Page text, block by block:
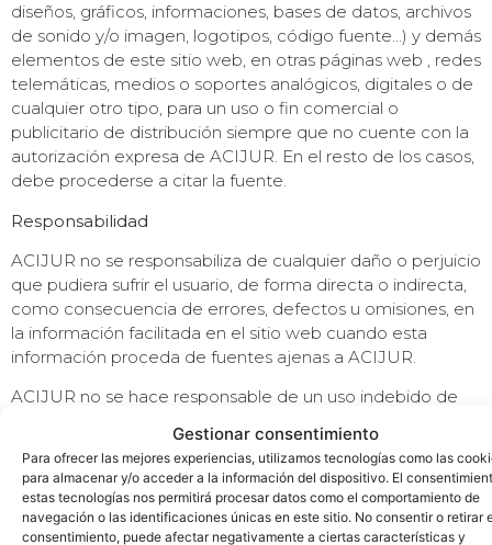
Gestionar consentimiento
Para ofrecer las mejores experiencias, utilizamos tecnologías como las
para almacenar y/o acceder a la información del dispositivo. El
estas tecnologías nos permitirá procesar datos como el comportamiento de
navegación o las identificaciones únicas en este sitio. No consentir o retirar
consentimiento, puede afectar negativamente a ciertas características y
diseños, gráficos, informaciones, bases de datos, archivos
de sonido y/o imagen, logotipos, código fuente…) y demás
elementos de este sitio web, en otras páginas web , redes
telemáticas, medios o soportes analógicos, digitales o de
cualquier otro tipo, para un uso o fin comercial o
publicitario de distribución siempre que no cuente con la
autorización expresa de ACIJUR. En el resto de los casos,
debe procederse a citar la fuente.
Responsabilidad
ACIJUR no se responsabiliza de cualquier daño o perjuicio
que pudiera sufrir el usuario, de forma directa o indirecta,
como consecuencia de errores, defectos u omisiones, en
la información facilitada en el sitio web cuando esta
información proceda de fuentes ajenas a ACIJUR.
ACIJUR no se hace responsable de un uso indebido de
pudieran originarse, tanto de forma directa como
indirecta, de la falta de lectura e inobservancia del
presente aviso legal.
ACIJUR se reserva el derecho de modificar sin previo